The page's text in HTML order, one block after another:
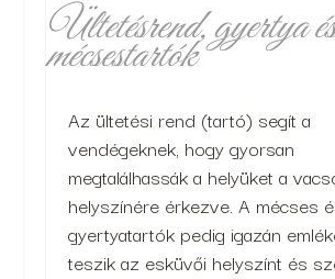
Ültetésrend, gyertya és
mécsestartók
Az ültetési rend (tartó) segít a
vendégeknek, hogy gyorsan
megtalálhassák a helyüket a
helyszínére érkezve. A mécses
gyertyatartók pedig igazán
teszik az esküvői helyszínt és